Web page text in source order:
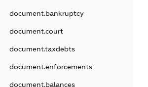
document.bankruptcy
document.court
document.taxdebts
document.enforcements
document.balances